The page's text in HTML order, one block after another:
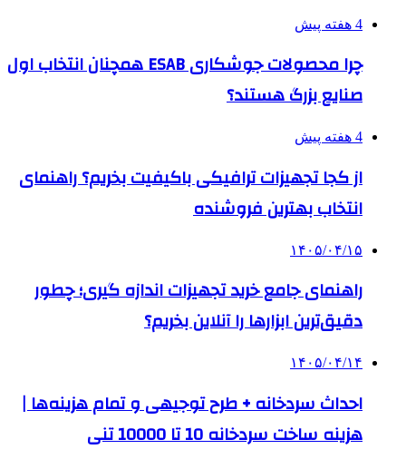
4 هفته پیش
چرا محصولات جوشکاری ESAB همچنان انتخاب اول
صنایع بزرگ هستند؟
4 هفته پیش
از کجا تجهیزات ترافیکی باکیفیت بخریم؟ راهنمای
انتخاب بهترین فروشنده
۱۴۰۵/۰۴/۱۵
راهنمای جامع خرید تجهیزات اندازه گیری؛ چطور
دقیق‌ترین ابزارها را آنلاین بخریم؟
۱۴۰۵/۰۴/۱۴
احداث سردخانه + طرح توجیهی و تمام هزینه‌ها |
هزینه ساخت سردخانه 10 تا 10000 تنی